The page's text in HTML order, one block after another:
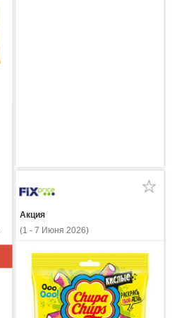
Акция
(1 - 7 Июня 2026)